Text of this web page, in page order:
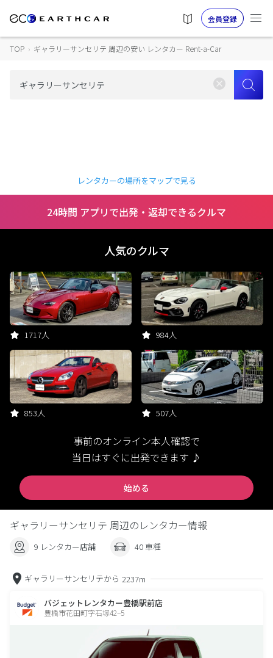
会員登録
TOP › ギャラリーサンセリテ 周辺の安い レンタカー Rent-a-Car
レンタカーの場所をマップで見る
24時間 アプリで出発・返却できるクルマ
人気のクルマ
1717人 984人
853人 507人
事前のオンライン本人確認で
当日はすぐに出発できます ♪
始める
ギャラリーサンセリテ 周辺のレンタカー情報
9 レンタカー店舗 40 車種
ギャラリーサンセリテから 2237m
バジェットレンタカー豊橋駅前店
豊橋市花田町字石塚42−5